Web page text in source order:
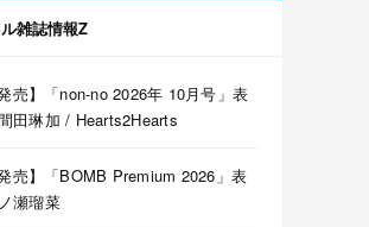
雑誌情報Z
発売】「non-no 2026年 10月号」表
田琳加 / Hearts2Hearts
発売】「BOMB Premium 2026」表
瀬瑠菜